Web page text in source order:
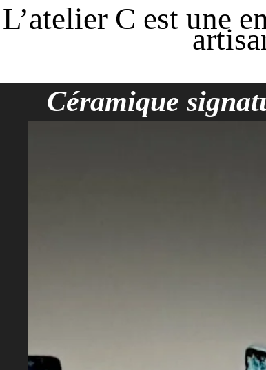
L’atelier C est une
Céramique